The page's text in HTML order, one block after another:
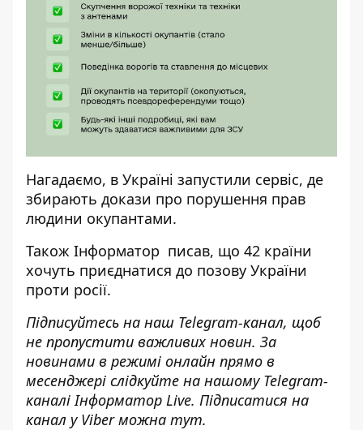
Нагадаємо, в Україні запустили сервіс, де
збирають докази про порушення прав
людини окупантами.
Також Інформатор писав, що 42 країни
хочуть приєднатися до позову України
проти росії.
Підписуйтесь на наш Telegram-канал, щоб
не пропустити важливих новин. За
новинами в режимі онлайн прямо в
месенджері слідкуйте на нашому Telegram-
каналіІнформатор Live. Підписатися на
канал у Viber можна тут.